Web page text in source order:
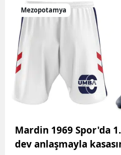
Mezopotamya
Mardin 1969 Spor'da
dev anlaşmayla